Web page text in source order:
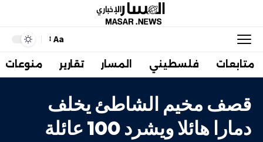
Aa
متابعات فلسطيني المسار تقارير منوعات
قصف مخيم الشاطئ يخلف
دمارا هائلا ويشرد 100 عائلة